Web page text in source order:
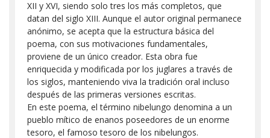
XII y XVI, siendo solo tres los más completos, que
datan del siglo XIII. Aunque el autor original permanece
anónimo, se acepta que la estructura básica del
poema, con sus motivaciones fundamentales,
proviene de un único creador. Esta obra fue
enriquecida y modificada por los juglares a través de
los siglos, manteniendo viva la tradición oral incluso
después de las primeras versiones escritas.
En este poema, el término nibelungo denomina a un
pueblo mítico de enanos poseedores de un enorme
tesoro, el famoso tesoro de los nibelungos.